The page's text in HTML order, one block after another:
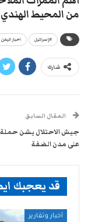
من المحيط الهندي
#إسرائيل اخبار اليمن
شارك
المقال السابق
جيش الاحتلال يشن حملة
على مدن الضفة
قد يعجبك
أخبار وتقارير